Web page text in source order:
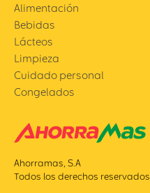
Alimentación
Bebidas
Lácteos
Limpieza
Cuidado personal
Congelados
Ahorramas, S.A
Todos los derechos reservados.